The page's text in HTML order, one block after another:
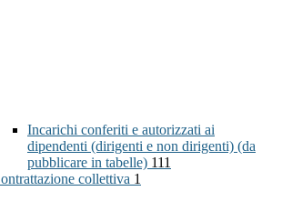
Incarichi conferiti e autorizzati ai
dipendenti (dirigenti e non dirigenti) (da
pubblicare in tabelle) 111
collettiva 1